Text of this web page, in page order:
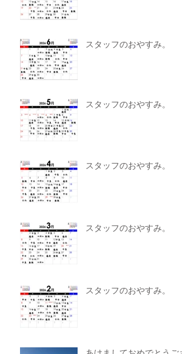
スタッフのおやすみ。
スタッフのおやすみ。
スタッフのおやすみ。
スタッフのおやすみ。
スタッフのおやすみ。